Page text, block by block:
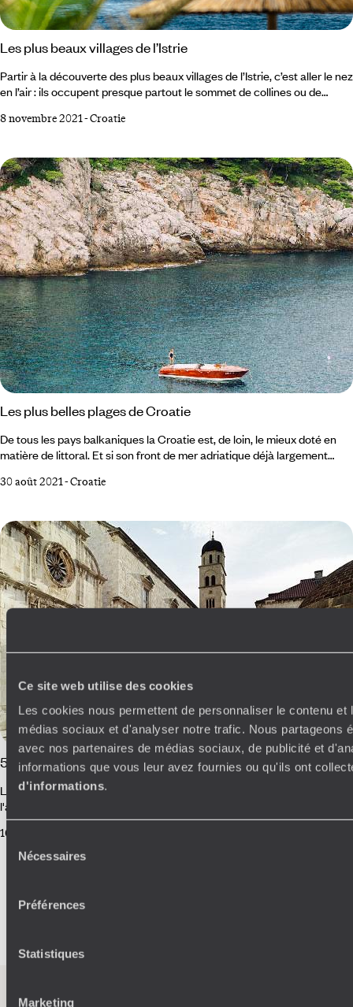
Ce site web utilise des cookies
Les cookies nous permettent de personnaliser le contenu
médias sociaux et d'analyser notre trafic. Nous partageons
avec nos partenaires de médias sociaux, de publicité et
informations que vous leur avez fournies ou qu'ils ont
d'informations.
Sélection
Nécessaires
Préférences
Statistiques
Marketing
Les plus beaux villages de l’Istrie
Partir à la découverte des plus beaux villages de l’Istrie, c’est aller le nez
en l’air : ils occupent presque partout le sommet de collines ou de
Oprtalj, Motovun et Hum ; ainsi, dans sa partie centrale, Beram et Sveti
perles de calcaire médiévales et Renaissance, que le bleu du ciel, les
tons variés de la campagne, le scintillement de l’Adriatique magnifient.
8 novembre 2021-Croatie
Les plus belles plages de Croatie
De tous les pays balkaniques la Croatie est, de loin, le mieux doté en
matière de littoral. Et si son front de mer adriatique déjà largement
millier d’îles à l’esthétisme tout méditerranéen. Tour d’horizon des plus
Brac) Banje Beach (Dubrovnik) Betina Cave (Dubrovnik) Ninska
Laguna (Nin) Stiniva (île de Vis) Dubovica (île de Hvar) Beritnica (île de
Pag) 1 La plage de Zlatni Rat,
30 août 2021-Croatie
5 livres à lire avant de partir en Croatie
La Croatie est si belle, que même lorsque les livres se concentrent sur
l'aspect obscur de son histoire – ou de celle des protagonistes – la
beauté du pays ne peut jamais être totalement mise de côté. Elle est là,
avec le bleu de la mer, sa lumière franche et apaisante, ouvre toujours
une fenêtre de rêve avant notre voyage. 1 2 saisons croates, Tome 1 :
16 décembre 2017